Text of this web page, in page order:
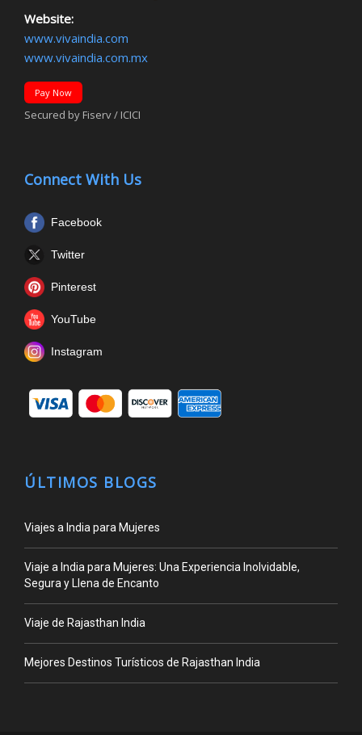
Website:
www.vivaindia.com
www.vivaindia.com.mx
Pay Now
Secured by Fiserv / ICICI
Connect With Us
Facebook
Twitter
Pinterest
YouTube
Instagram
ÚLTIMOS BLOGS
Viajes a India para Mujeres
Viaje a India para Mujeres: Una Experiencia Inolvidable,
Segura y Llena de Encanto
Viaje de Rajasthan India
Mejores Destinos Turísticos de Rajasthan India